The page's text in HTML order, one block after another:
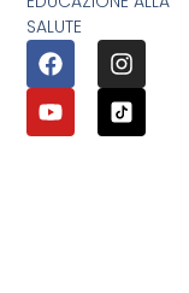
SALUTE